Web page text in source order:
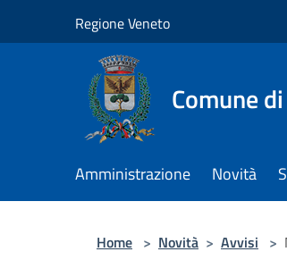
Regione Veneto
Comune
Amministrazione Novità
Home > Novità > Avvisi >